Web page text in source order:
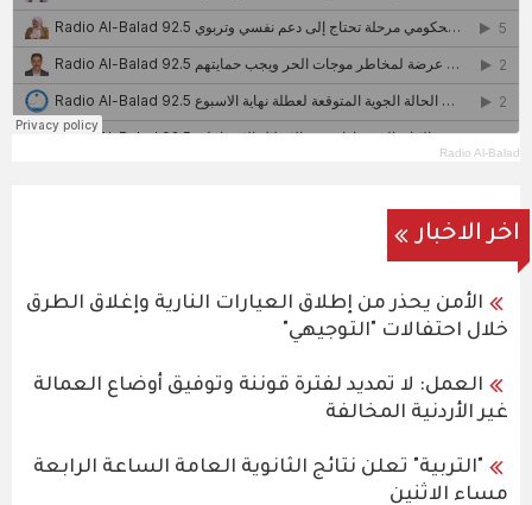
Radio Al-Balad
اخر الاخبار
الأمن يحذر من إطلاق العيارات النارية وإغلاق الطرق
خلال احتفالات "التوجيهي"
العمل: لا تمديد لفترة قوننة وتوفيق أوضاع العمالة
غير الأردنية المخالفة
"التربية" تعلن نتائج الثانوية العامة الساعة الرابعة
مساء الاثنين